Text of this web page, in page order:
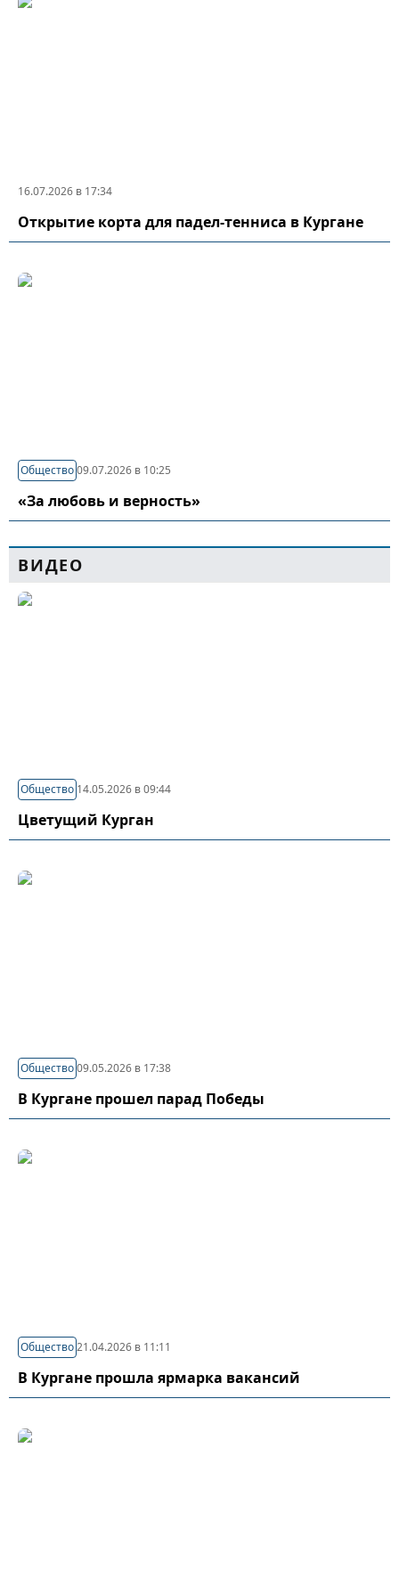
16.07.2026 в 17:34
Открытие корта для падел-тенниса в Кургане
Общество09.07.2026 в 10:25
«За любовь и верность»
ВИДЕО
Общество 14.05.2026 в 09:44
Цветущий Курган
Общество09.05.2026 в 17:38
В Кургане прошел парад Победы
Общество21.04.2026 в 11:11
В Кургане прошла ярмарка вакансий